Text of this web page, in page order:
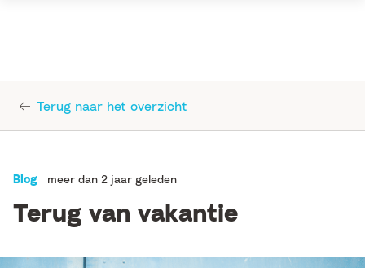
Terug naar het overzicht
Blog meer dan 2 jaar geleden
Terug van vakantie